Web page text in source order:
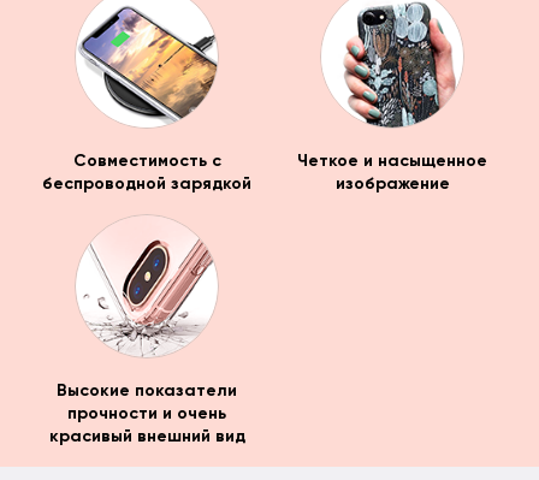
Совместимость с
беспроводной зарядкой
Четкое и насыщенное
изображение
Высокие показатели
прочности и очень
красивый внешний вид